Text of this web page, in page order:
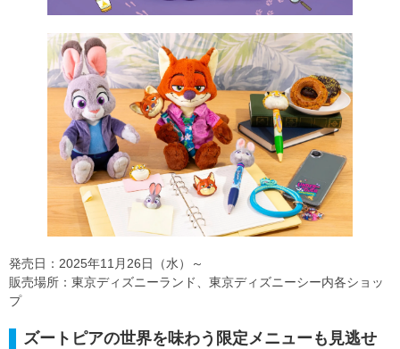
発売日：2025年11月26日（水）～
販売場所：東京ディズニーランド、東京ディズニーシー内各ショッ
プ
ズートピアの世界を味わう限定メニューも見逃せ